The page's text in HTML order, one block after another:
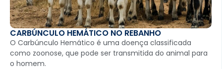
CARBÚNCULO HEMÁTICO NO REBANHO
O Carbúnculo Hemático é uma doença classificada
como zoonose, que pode ser transmitida do animal para
o homem.